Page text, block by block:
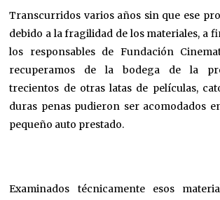
Transcurridos varios años sin que ese
debido a la fragilidad de los materiales, a
los responsables de Fundación
recuperamos de la bodega de la
trecientos de otras latas de películas,
duras penas pudieron ser acomodados
pequeño auto prestado.
Examinados técnicamente esos